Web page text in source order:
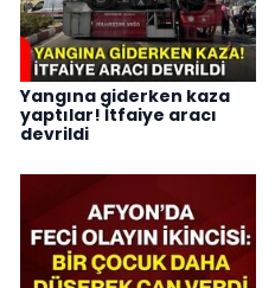
Yangına giderken kaza
yaptılar! İtfaiye aracı
devrildi